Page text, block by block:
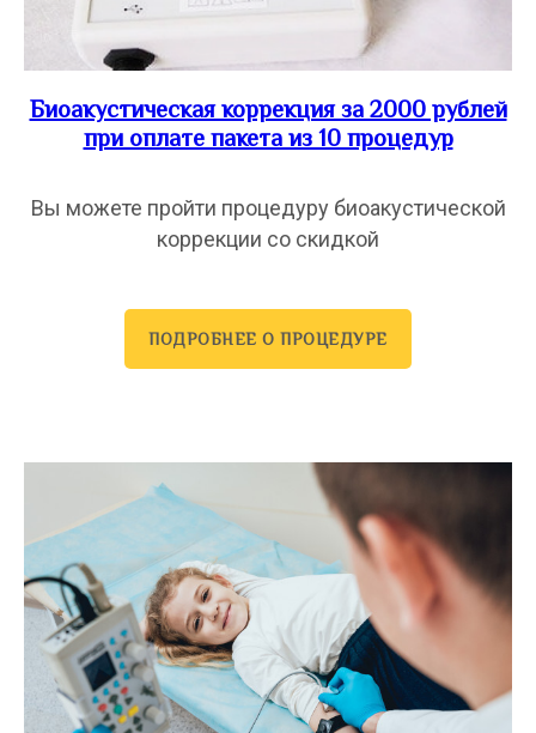
Биоакустическая коррекция за 2000 рублей
при оплате пакета из 10 процедур
Вы можете пройти процедуру биоакустической
коррекции со скидкой
ПОДРОБНЕЕ О ПРОЦЕДУРЕ